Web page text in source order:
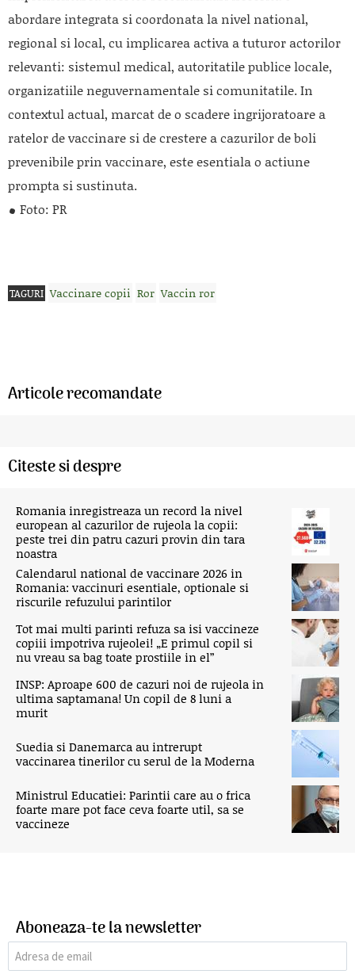
abordare integrata si coordonata la nivel national,
regional si local, cu implicarea activa a tuturor actorilor
relevanti: sistemul medical, autoritatile publice locale,
organizatiile neguvernamentale si comunitatile. In
contextul actual, marcat de o scadere ingrijoratoare a
ratelor de vaccinare si de crestere a cazurilor de boli
prevenibile prin vaccinare, este esentiala o actiune
prompta si sustinuta.
Foto: PR
TAGURI Vaccinare copii Ror Vaccin ror
Articole recomandate
Citeste si despre
Romania inregistreaza un record la nivel
european al cazurilor de rujeola la copii:
peste trei din patru cazuri provin din tara
noastra
Calendarul national de vaccinare 2026 in
Romania: vaccinuri esentiale, optionale si
riscurile refuzului parintilor
Tot mai multi parinti refuza sa isi vaccineze
copiii impotriva rujeolei! „E primul copil si
nu vreau sa bag toate prostiile in el”
INSP: Aproape 600 de cazuri noi de rujeola in
ultima saptamana! Un copil de 8 luni a
murit
Suedia si Danemarca au intrerupt
vaccinarea tinerilor cu serul de la Moderna
Ministrul Educatiei: Parintii care au o frica
foarte mare pot face ceva foarte util, sa se
vaccineze
Aboneaza-te la newsletter